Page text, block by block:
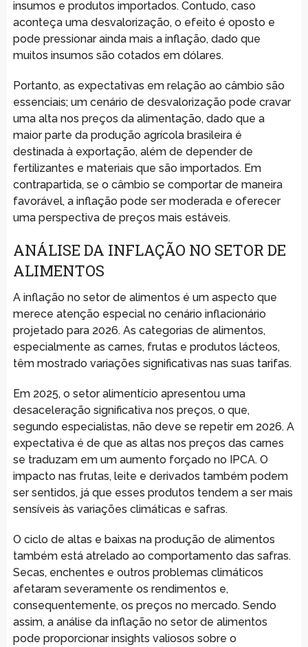
insumos e produtos importados. Contudo, caso
aconteça uma desvalorização, o efeito é oposto e
pode pressionar ainda mais a inflação, dado que
muitos insumos são cotados em dólares.
Portanto, as expectativas em relação ao câmbio são
essenciais; um cenário de desvalorização pode cravar
uma alta nos preços da alimentação, dado que a
maior parte da produção agrícola brasileira é
destinada à exportação, além de depender de
fertilizantes e materiais que são importados. Em
contrapartida, se o câmbio se comportar de maneira
favorável, a inflação pode ser moderada e oferecer
uma perspectiva de preços mais estáveis.
ANÁLISE DA INFLAÇÃO NO SETOR DE
ALIMENTOS
A inflação no setor de alimentos é um aspecto que
merece atenção especial no cenário inflacionário
projetado para 2026. As categorias de alimentos,
especialmente as carnes, frutas e produtos lácteos,
têm mostrado variações significativas nas suas tarifas.
Em 2025, o setor alimentício apresentou uma
desaceleração significativa nos preços, o que,
segundo especialistas, não deve se repetir em 2026. A
expectativa é de que as altas nos preços das carnes
se traduzam em um aumento forçado no IPCA. O
impacto nas frutas, leite e derivados também podem
ser sentidos, já que esses produtos tendem a ser mais
sensíveis às variações climáticas e safras.
O ciclo de altas e baixas na produção de alimentos
também está atrelado ao comportamento das safras.
Secas, enchentes e outros problemas climáticos
afetaram severamente os rendimentos e,
consequentemente, os preços no mercado. Sendo
assim, a análise da inflação no setor de alimentos
pode proporcionar insights valiosos sobre o